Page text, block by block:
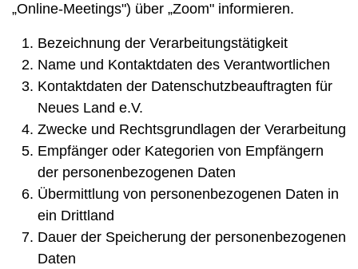
„Online-Meetings") über „Zoom" informieren.
Bezeichnung der Verarbeitungstätigkeit
Name und Kontaktdaten des Verantwortlichen
Kontaktdaten der Datenschutzbeauftragten für
Neues Land e.V.
Zwecke und Rechtsgrundlagen der Verarbeitung
Empfänger oder Kategorien von Empfängern
der personenbezogenen Daten
Übermittlung von personenbezogenen Daten in
ein Drittland
Dauer der Speicherung der personenbezogenen
Daten